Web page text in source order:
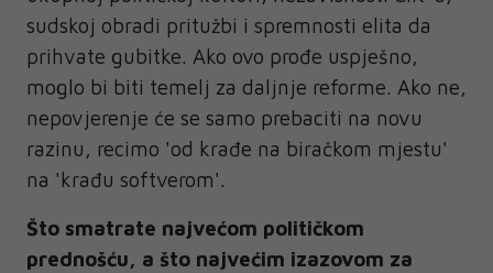
sudskoj obradi pritužbi i spremnosti elita da
prihvate gubitke. Ako ovo prođe uspješno,
moglo bi biti temelj za daljnje reforme. Ako ne,
nepovjerenje će se samo prebaciti na novu
razinu, recimo 'od krađe na biračkom mjestu'
na 'krađu softverom'.
Što smatrate najvećom političkom
prednošću, a što najvećim izazovom za